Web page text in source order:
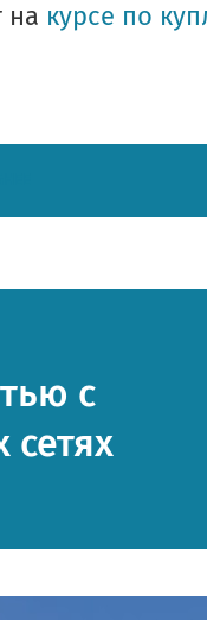
на курсе по
с